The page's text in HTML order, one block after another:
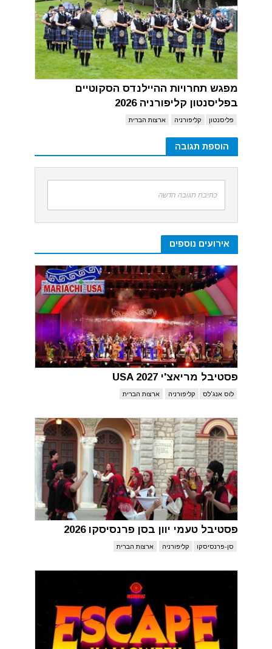
מפגש תחרויות ההיילנדס הסקוטיים
בפליסנטון קליפורניה 2026
פליסנטון קליפורניה ארצות הברית
הוספת תגובה
כתיבת תגובה חדשה
אירועים נוספים
פסטיבל מריאצ'י USA 2027
לוס אנג'לס קליפורניה ארצות הברית
פסטיבל טעמי יוון בסן פרנסיסקו 2026
סן-פרנסיסקו קליפורניה ארצות הברית